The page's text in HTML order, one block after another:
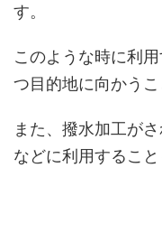
す。
このような時に利
つ目的地に向かうこ
また、撥水加工が
などに利用するこ